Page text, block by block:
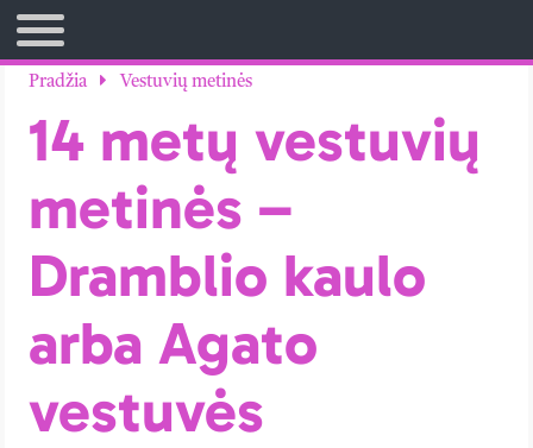
TITULINIS
Pradžia Vestuvių metinės
14 metų vestuvių
metinės –
Dramblio kaulo
arba Agato
vestuvės